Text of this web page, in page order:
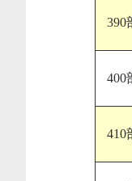
390
400
410